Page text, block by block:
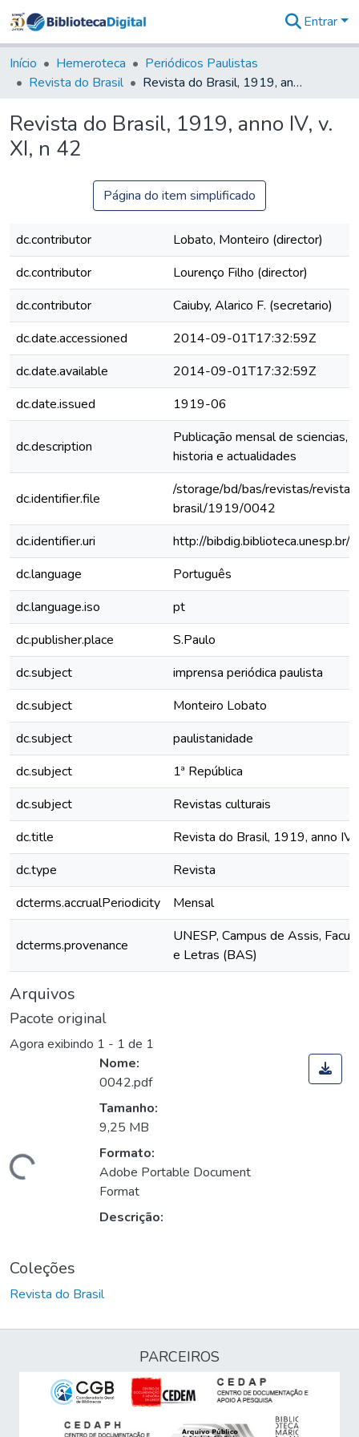
&
Coleções
Tudo na
Digital
Entrar
Início Hemeroteca
Periódicos Paulistas
Revista do Brasil
Revista do Brasil, 1919, anno IV, v. XI, n 42
Revista do Brasil, 1919, anno IV, v.
XI, n 42
Página do item simplificado
dc.contributor
Lobato, Monteiro (director)
dc.contributor
Lourenço Filho (director)
dc.contributor
Caiuby, Alarico F. (secretario)
dc.date.accessioned
2014-09-01T17:32:59Z
dc.date.available
2014-09-01T17:32:59Z
dc.date.issued
1919-06
dc.description
Publicação mensal de sciencias,
historia e actualidades
dc.identifier.file
/storage/bd/bas/revistas/
brasil/1919/0042
dc.identifier.uri
http://
dc.language
Português
dc.language.iso
pt
dc.publisher.place
S.Paulo
dc.subject
imprensa periódica paulista
dc.subject
Monteiro Lobato
dc.subject
paulistanidade
dc.subject
1ª República
dc.subject
Revistas culturais
dc.title
Revista do Brasil, 1919, anno IV,
dc.type
Revista
dcterms.accrualPeriodicity
Mensal
dcterms.provenance
UNESP, Campus de Assis,
e Letras (BAS)
Arquivos
Pacote original
Agora exibindo 1 - 1 de 1
Carregando...
Nome:
0042.pdf
Tamanho:
9,25 MB
Formato:
Adobe Portable Document
Format
Descrição:
Coleções
Revista do Brasil
PARCEIROS